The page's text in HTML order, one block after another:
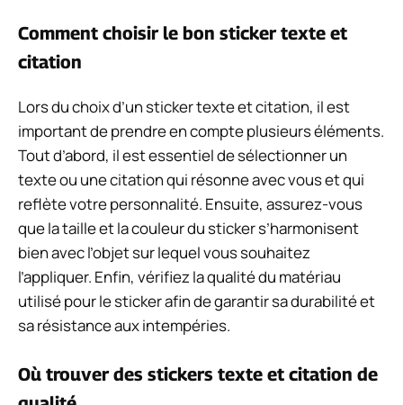
Comment choisir le bon sticker texte et
citation
Lors du choix d’un sticker texte et citation, il est
important de prendre en compte plusieurs éléments.
Tout d’abord, il est essentiel de sélectionner un
texte ou une citation qui résonne avec vous et qui
reflète votre personnalité. Ensuite, assurez-vous
que la taille et la couleur du sticker s’harmonisent
bien avec l’objet sur lequel vous souhaitez
l’appliquer. Enfin, vérifiez la qualité du matériau
utilisé pour le sticker afin de garantir sa durabilité et
sa résistance aux intempéries.
Où trouver des stickers texte et citation de